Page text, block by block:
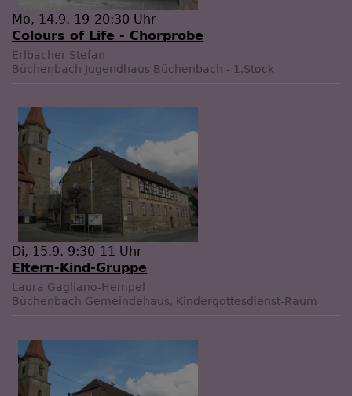
Mo, 14.9. 19-20:30 Uhr
Colours of Life - Chorprobe
Erlbacher Stefan
Büchenbach Jugendhaus Büchenbach - 1.Stock
Di, 15.9. 9:30-11 Uhr
Eltern-Kind-Gruppe
Laura Gagliano-Hempel
Büchenbach Gemeindehaus, Kindergottesdienst-Raum